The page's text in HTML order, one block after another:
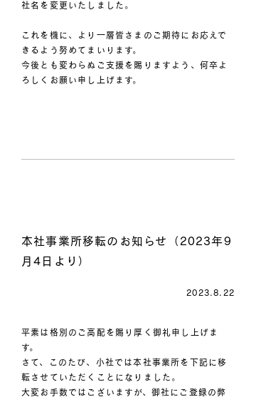
社名を変更いたしました。
これを機に、より一層皆さまのご期待にお応えで
きるよう努めてまいります。
今後とも変わらぬご支援を賜りますよう、何卒よ
ろしくお願い申し上げます。
本社事業所移転のお知らせ（2023年9
月4日より）
2023.8.22
平素は格別のご高配を賜り厚く御礼申し上げま
す。
さて、このたび、小社では本社事業所を下記に移
転させていただくことになりました。
大変お手数ではございますが、御社にご登録の弊